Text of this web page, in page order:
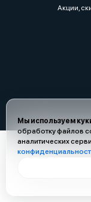
Мы используем
обработку файлов
аналитических
Акции,